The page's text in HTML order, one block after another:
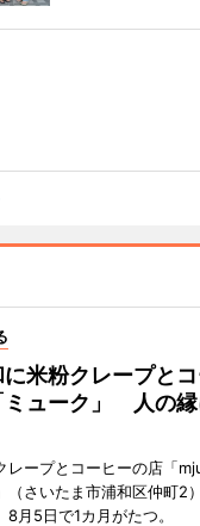
米粉クレープと
ミューク」 人の縁
レープとコーヒーの店「
（さいたま市浦和区仲町2
8月5日で1カ月がたつ。